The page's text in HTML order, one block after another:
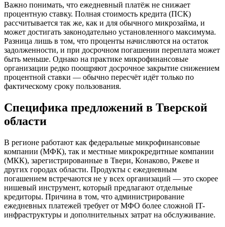
Важно понимать, что ежедневный платёж не снижает
процентную ставку. Полная стоимость кредита (ПСК)
рассчитывается так же, как и для обычного микрозайма, и
может достигать законодательно установленного максимума.
Разница лишь в том, что проценты начисляются на остаток
задолженности, и при досрочном погашении переплата может
быть меньше. Однако на практике микрофинансовые
организации редко поощряют досрочное закрытие снижением
процентной ставки — обычно пересчёт идёт только по
фактическому сроку пользования.
Специфика предложений в Тверской
области
В регионе работают как федеральные микрофинансовые
компании (МФК), так и местные микрокредитные компании
(МКК), зарегистрированные в Твери, Конаково, Ржеве и
других городах области. Продукты с ежедневным
погашением встречаются не у всех организаций — это скорее
нишевый инструмент, который предлагают отдельные
кредиторы. Причина в том, что администрирование
ежедневных платежей требует от МФО более сложной IT-
инфраструктуры и дополнительных затрат на обслуживание.